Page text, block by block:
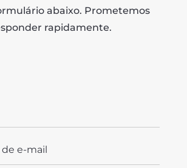
abaixo. Prometemos
rapidamente.